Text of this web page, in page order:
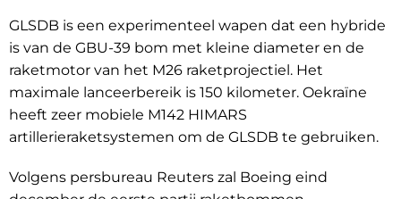
GLSDB is een experimenteel wapen dat een hybride
is van de GBU-39 bom met kleine diameter en de
raketmotor van het M26 raketprojectiel. Het
maximale lanceerbereik is 150 kilometer. Oekraïne
heeft zeer mobiele M142 HIMARS
artillerieraketsystemen om de GLSDB te gebruiken.
Volgens persbureau Reuters zal Boeing eind